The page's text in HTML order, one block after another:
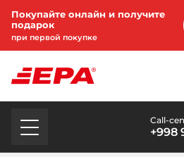
Покупайте онлайн и получите
подарок
при первой покупке
Call-
+998